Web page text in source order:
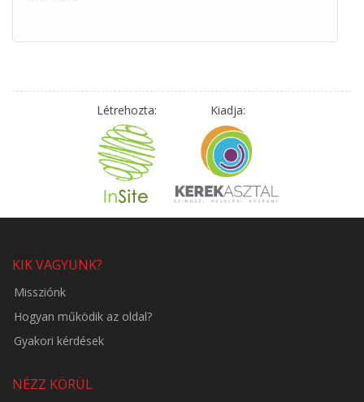
Létrehozta: Kiadja:
KIK VAGYUNK?
Missziónk
Hogyan működik az oldal?
Gyakori kérdések
NÉZZ KÖRÜL